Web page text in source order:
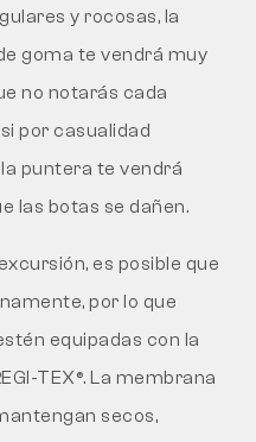
y rocosas, la
goma te vendrá muy
no notarás cada
por casualidad
puntera te vendrá
las botas se dañen.
es posible que
por lo que
equipadas con la
TEX®. La membrana
secos,